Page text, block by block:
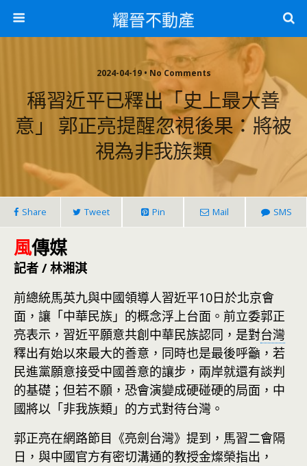
耀晉不動產
2024-04-19 • No Comments
稱習近平已釋出「史上最大善
意」 郭正亮提醒忽視後果：將被
視為非我族類
Share Tweet Pin Mail SMS
風傳媒
記者 / 林湘淇
前總統馬英九與中國領導人習近平10日於北京會
面，讓「中華民族」的概念浮上台面。前立委郭正
亮表示，習近平願意共創中華民族認同，是對台灣
釋出有始以來最大的善意，同時也是最後呼籲，若
民進黨願意接受中國善意的讓步，兩岸就還有談判
的基礎；但若不願，恐會演變成硬碰硬的局面，中
國將以「非我族類」的方式對待台灣。
郭正亮在網路節目《亮劍台灣》提到，馬習二會隔
日，與中國官方有密切溝通的教授金燦榮指出，